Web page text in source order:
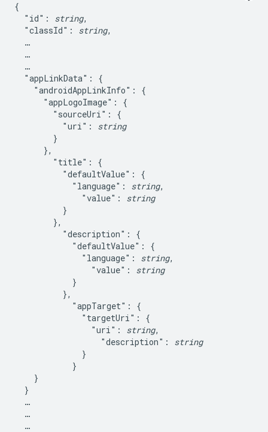
{
  "id":
string,
  "classId":
string,
  …
  …
  …
  "appLinkData": {
    "androidAppLinkInfo": {
      "appLogoImage": {
        "sourceUri": {
          "uri":
string
        }
      },
        "title": {
          "defaultValue": {
            "language":
string,
              "value":
string
          }
        },
          "description": {
            "defaultValue": {
              "language":
string,
                "value":
string
            }
          },
            "appTarget": {
              "targetUri": {
                "uri":
string,
                  "description":
string
              }
            }
    }
  }
  …
  …
  …